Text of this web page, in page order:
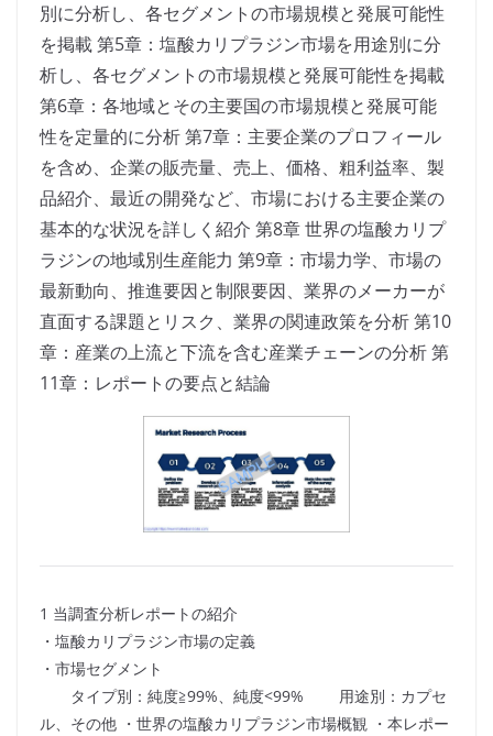
別に分析し、各セグメントの市場規模と発展可能性
を掲載 第5章：塩酸カリプラジン市場を用途別に分
析し、各セグメントの市場規模と発展可能性を掲載
第6章：各地域とその主要国の市場規模と発展可能
性を定量的に分析 第7章：主要企業のプロフィール
を含め、企業の販売量、売上、価格、粗利益率、製
品紹介、最近の開発など、市場における主要企業の
基本的な状況を詳しく紹介 第8章 世界の塩酸カリプ
ラジンの地域別生産能力 第9章：市場力学、市場の
最新動向、推進要因と制限要因、業界のメーカーが
直面する課題とリスク、業界の関連政策を分析 第10
章：産業の上流と下流を含む産業チェーンの分析 第
11章：レポートの要点と結論
1 当調査分析レポートの紹介
・塩酸カリプラジン市場の定義
・市場セグメント
タイプ別：純度≧99%、純度<99% 用途別：カプセ
ル、その他 ・世界の塩酸カリプラジン市場概観 ・本レポー